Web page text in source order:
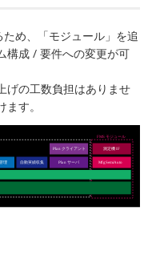
ため、「モジュール」を追
構成 / 要件への変更が可
げの工数負担はありませ
す。